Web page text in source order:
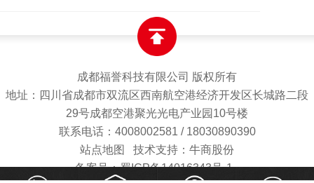
成都福誉科技有限公司 版权所有
地址：四川省成都市双流区西南航空港经济开发区长城路二段
29号成都空港聚光光电产业园10号楼
联系电话：4008002581 / 18030890390
站点地图
技术支持：牛商股份
备案号：蜀ICP备14016343号-1